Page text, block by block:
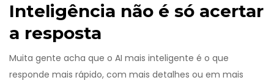
Inteligência não é só acertar
a resposta
Muita gente acha que o AI mais inteligente é o que
responde mais rápido, com mais detalhes ou em mais